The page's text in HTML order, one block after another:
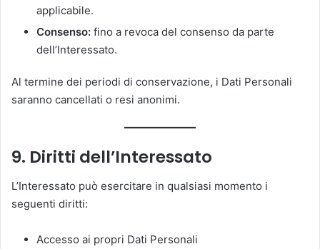
applicabile.
Consenso: fino a revoca del consenso da parte
dell’Interessato.
Al termine dei periodi di conservazione, i Dati Personali
saranno cancellati o resi anonimi.
9. Diritti dell’Interessato
L’Interessato può esercitare in qualsiasi momento i
seguenti diritti:
Accesso ai propri Dati Personali